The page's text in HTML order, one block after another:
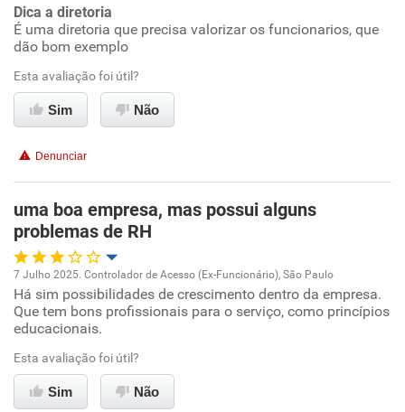
Benefícios
Dica a diretoria
É uma diretoria que precisa valorizar os funcionarios, que
dão bom exemplo
Esta avaliação foi útil?
Sim Não
Denunciar
uma boa empresa, mas possui alguns
problemas de RH
Oportunidade de promoção
Conciliação com a vida familiar
7 Julho 2025. Controlador de Acesso (Ex-Funcionário), São Paulo
Há sim possibilidades de crescimento dentro da empresa.
Que tem bons profissionais para o serviço, como princípios
educacionais.
Esta avaliação foi útil?
Sim Não